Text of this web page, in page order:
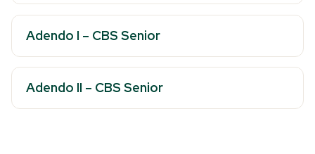
Adendo I – CBS Senior
Adendo II – CBS Senior